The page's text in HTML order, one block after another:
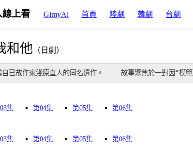
線上看 GimyAi 首頁 陸劇 韓劇 台劇
和他 （日劇）
自已故作家淺原直人的同名遺作。 　　故事聚焦於一對因“模範
集 第04集 第05集 第06集
集 第04集 第05集 第06集